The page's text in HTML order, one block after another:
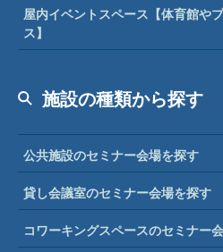
屋内イベントスペース【体育館や
ス】
施設の種類から探す
公共施設のセミナー会場を探す
貸し会議室のセミナー会場を探す
コワーキングスペースのセミナー